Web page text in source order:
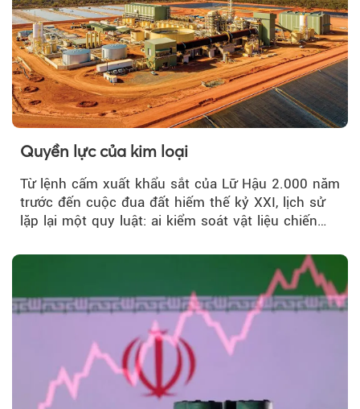
Quyền lực của kim loại
Từ lệnh cấm xuất khẩu sắt của Lữ Hậu 2.000 năm
trước đến cuộc đua đất hiếm thế kỷ XXI, lịch sử
lặp lại một quy luật: ai kiểm soát vật liệu chiến